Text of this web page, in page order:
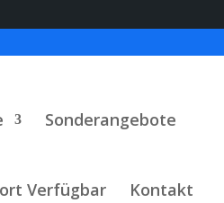
Sonderangebote
Verfügbar Kontakt